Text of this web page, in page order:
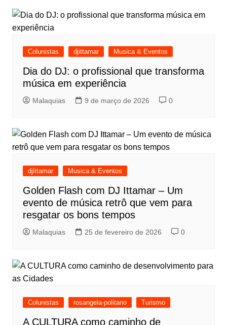
Colunistas djittamar Musica & Eventos
Dia do DJ: o profissional que transforma
música em experiência
Malaquias 9 de março de 2026 0
djittamar Musica & Eventos
Golden Flash com DJ Ittamar – Um
evento de música retrô que vem para
resgatar os bons tempos
Malaquias 25 de fevereiro de 2026 0
Colunistas rosangela-politano Turismo
A CULTURA como caminho de